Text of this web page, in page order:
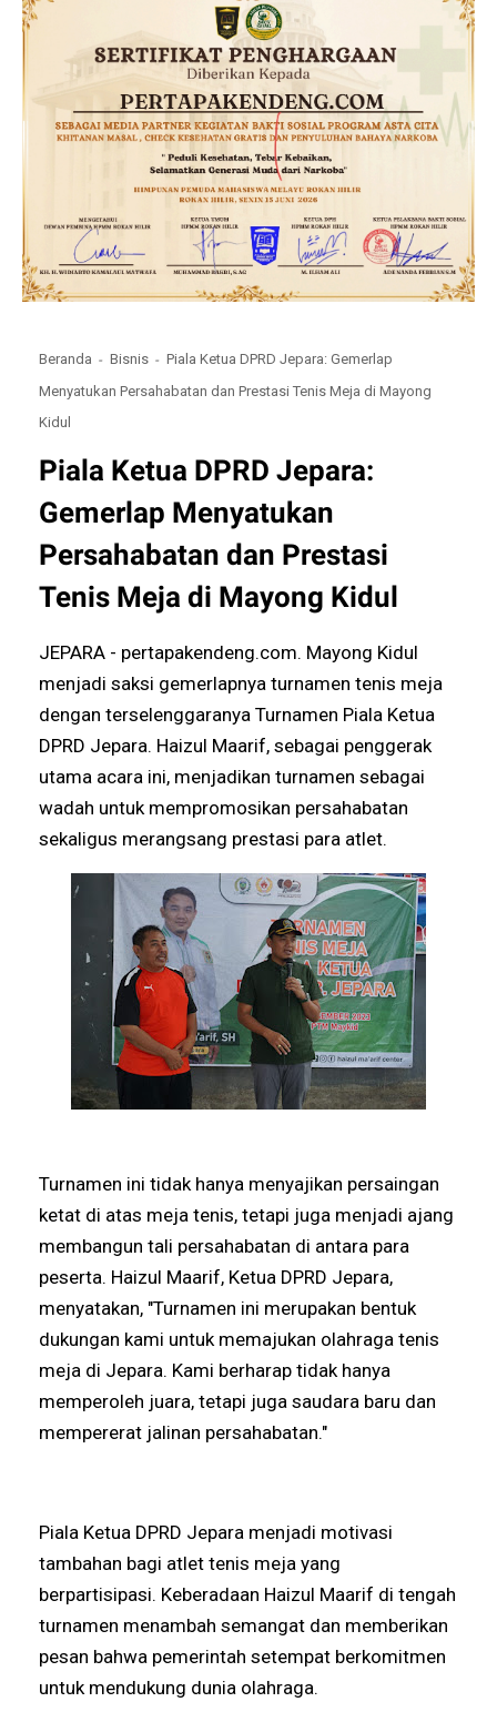
Beranda Bisnis
Piala Ketua DPRD Jepara: Gemerlap
Menyatukan Persahabatan dan Prestasi Tenis Meja di Mayong
Kidul
Piala Ketua DPRD Jepara:
Gemerlap Menyatukan
Persahabatan dan Prestasi
Tenis Meja di Mayong Kidul
JEPARA - pertapakendeng.com. Mayong Kidul
menjadi saksi gemerlapnya turnamen tenis meja
dengan terselenggaranya Turnamen Piala Ketua
DPRD Jepara. Haizul Maarif, sebagai penggerak
utama acara ini, menjadikan turnamen sebagai
wadah untuk mempromosikan persahabatan
sekaligus merangsang prestasi para atlet.
Turnamen ini tidak hanya menyajikan persaingan
ketat di atas meja tenis, tetapi juga menjadi ajang
membangun tali persahabatan di antara para
peserta. Haizul Maarif, Ketua DPRD Jepara,
menyatakan, "Turnamen ini merupakan bentuk
dukungan kami untuk memajukan olahraga tenis
meja di Jepara. Kami berharap tidak hanya
memperoleh juara, tetapi juga saudara baru dan
mempererat jalinan persahabatan."
Piala Ketua DPRD Jepara menjadi motivasi
tambahan bagi atlet tenis meja yang
berpartisipasi. Keberadaan Haizul Maarif di tengah
turnamen menambah semangat dan memberikan
pesan bahwa pemerintah setempat berkomitmen
untuk mendukung dunia olahraga.